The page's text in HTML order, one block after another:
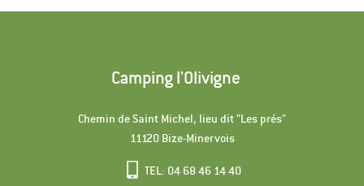
Camping l'Olivigne
Chemin de Saint Michel, lieu dit "Les prés"
11120 Bize-Minervois
TEL: 04 68 46 14 40